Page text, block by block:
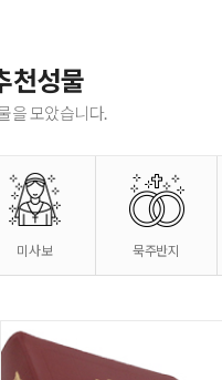
천성물
을 모았습니다.
미사보 묵주반지